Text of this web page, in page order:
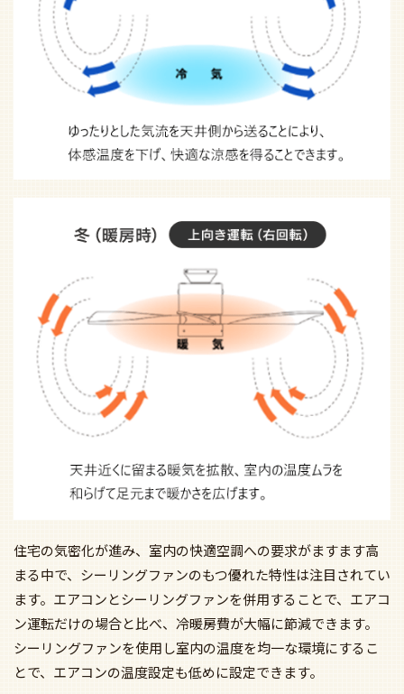
住宅の気密化が進み、室内の快適空調への要求がますます高
まる中で、シーリングファンのもつ優れた特性は注目されてい
ます。エアコンとシーリングファンを併用することで、エアコ
ン運転だけの場合と比べ、冷暖房費が大幅に節減できます。
シーリングファンを使用し室内の温度を均一な環境にするこ
とで、エアコンの温度設定も低めに設定できます。